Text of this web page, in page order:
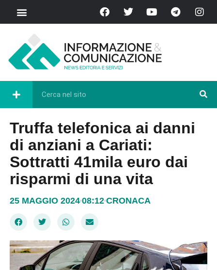
Truffa telefonica ai danni
di anziani a Cariati:
Sottratti 41mila euro dai
risparmi di una vita
25 MAGGIO 2024 08:12 CRONACA